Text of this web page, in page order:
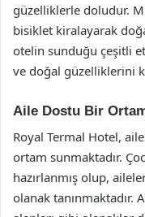
güzelliklerle doludur.
bisiklet kiralayarak
otelin sunduğu çeşitli
ve doğal güzelliklerini
Aile Dostu Bir
Royal Termal Hotel,
ortam sunmaktadır.
hazırlanmış olup,
olanak tanınmaktadır.